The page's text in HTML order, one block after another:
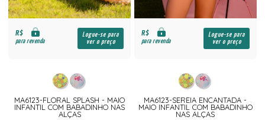
R$
para revenda
Logue-se para
ver o preço
MA6123-FLORAL SPLASH - MAIO
INFANTIL COM BABADINHO NAS
ALÇAS
R$
para revenda
Logue-se para
ver o preço
MA6123-SEREIA ENCANTADA -
MAIO INFANTIL COM BABADINHO
NAS ALÇAS